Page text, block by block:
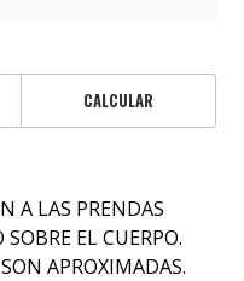
CALCULAR
A LAS PRENDAS
EL CUERPO.
APROXIMADAS.